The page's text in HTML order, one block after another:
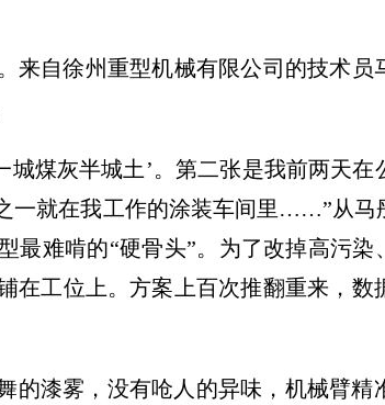
来自徐州重型机械有限公司的技术
城煤灰半城土’。第二张是我前两天
一就在我工作的涂装车间里……”从马
最难啃的“硬骨头”。为了改掉高污染
在工位上。方案上百次推翻重来，数
漆雾，没有呛人的异味，机械臂精